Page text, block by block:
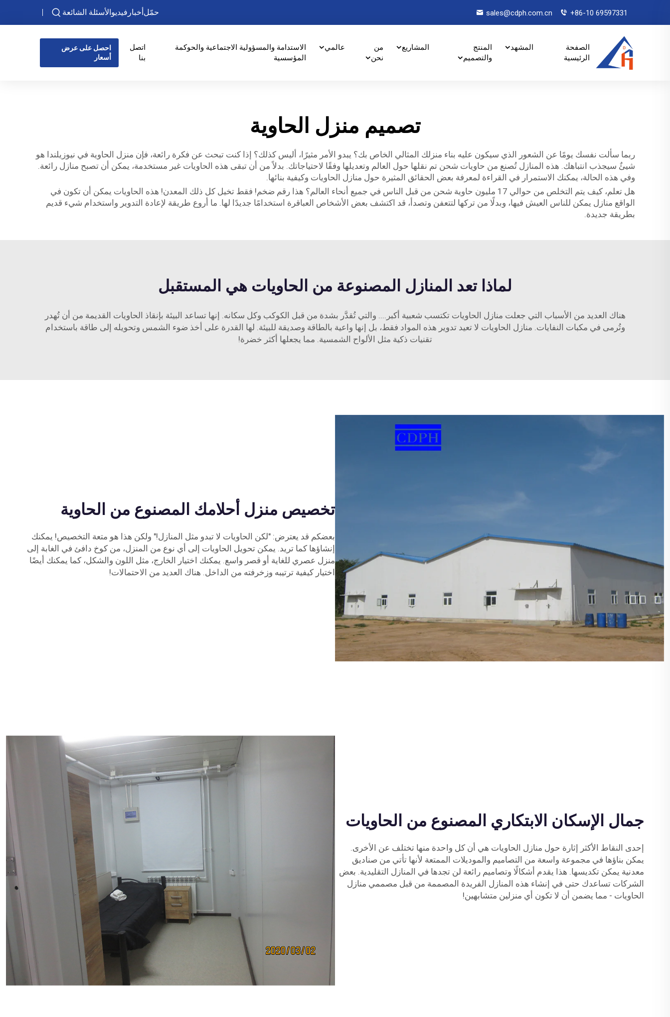
+86-10 69597331
sales@cdph.com.cn حمّلأخبار فيديوالأسئلة الشائعة
الصفحة
الرئيسية
المشهد
المنتج
والتصميم
المشاريع
من
نحن
عالمي
الاستدامة والمسؤولية الاجتماعية والحوكمة
المؤسسية
اتصل
بنا
احصل على عرض
أسعار
تصميم منزل الحاوية
ربما سألت نفسك يومًا عن الشعور الذي سيكون عليه بناء منزلك المثالي الخاص بك؟ يبدو الأمر مثيرًا، أليس كذلك؟ إذا كنت تبحث عن فكرة رائعة، فإن منزل الحاوية في نيوزيلندا هو
شيئٌ سيجذب انتباهك. هذه المنازل تُصنع من حاويات شحن تم نقلها حول العالم وتعديلها وفقًا لاحتياجاتك. بدلاً من أن تبقى هذه الحاويات غير مستخدمة، يمكن أن تصبح منازل رائعة.
وفي هذه الحالة، يمكنك الاستمرار في القراءة لمعرفة بعض الحقائق المثيرة حول منازل الحاويات وكيفية بنائها.
هل تعلم، كيف يتم التخلص من حوالي 17 مليون حاوية شحن من قبل الناس في جميع أنحاء العالم؟ هذا رقم ضخم! فقط تخيل كل ذلك المعدن! هذه الحاويات يمكن أن تكون في
الواقع منازل يمكن للناس العيش فيها، وبدلًا من تركها لتتعفن وتصدأ، قد اكتشف بعض الأشخاص العباقرة استخدامًا جديدًا لها. ما أروع طريقة لإعادة التدوير واستخدام شيء قديم
بطريقة جديدة.
لماذا تعد المنازل المصنوعة من الحاويات هي المستقبل
هناك العديد من الأسباب التي جعلت منازل الحاويات تكتسب شعبية أكبر.... والتي تُقدَّر بشدة من قبل الكوكب وكل سكانه. إنها تساعد البيئة بإنقاذ الحاويات القديمة من أن تُهدر
وتُرمى في مكبات النفايات. منازل الحاويات لا تعيد تدوير هذه المواد فقط، بل إنها واعية بالطاقة وصديقة للبيئة. لها القدرة على أخذ ضوء الشمس وتحويله إلى طاقة باستخدام
تقنيات ذكية مثل الألواح الشمسية. مما يجعلها أكثر خضرة!
تخصيص منزل أحلامك المصنوع من الحاوية
بعضكم قد يعترض: "لكن الحاويات لا تبدو مثل المنازل!" ولكن هذا هو متعة التخصيص! يمكنك
إنشاؤها كما تريد. يمكن تحويل الحاويات إلى أي نوع من المنزل، من كوخ دافئ في الغابة إلى
منزل عصري للغاية أو قصر واسع. يمكنك اختيار الخارج، مثل اللون والشكل، كما يمكنك أيضًا
اختيار كيفية ترتيبه وزخرفته من الداخل. هناك العديد من الاحتمالات!
جمال الإسكان الابتكاري المصنوع من الحاويات
إحدى النقاط الأكثر إثارة حول منازل الحاويات هي أن كل واحدة منها تختلف عن الأخرى.
يمكن بناؤها في مجموعة واسعة من التصاميم والموديلات الممتعة لأنها تأتي من صناديق
معدنية يمكن تكديسها. هذا يقدم أشكالًا وتصاميم رائعة لن تجدها في المنازل التقليدية. بعض
الشركات تساعدك حتى في إنشاء هذه المنازل الفريدة المصممة من قبل مصممي منازل
الحاويات - مما يضمن أن لا تكون أي منزلين متشابهين!